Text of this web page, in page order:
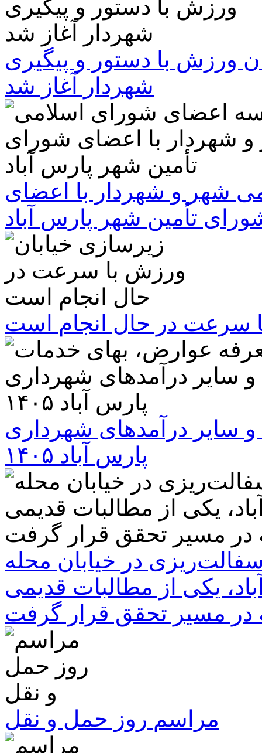
ورزش با دستور و پیگیری
شهردار آغاز شد
شهر و شهردار با اعضای
تأمین شهر پارس آباد
سرعت در حال انجام است
سایر درآمدهای شهرداری
پارس آباد ۱۴۰۵
در خیابان محله
یکی از مطالبات قدیمی
در مسیر تحقق قرار گرفت
مراسم روز حمل و نقل